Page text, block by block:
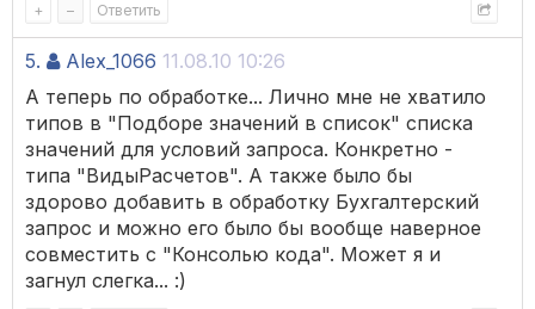
+ – Ответить
5. Alex_1066 11.08.10 10:26
А теперь по обработке... Лично мне не хватило
типов в "Подборе значений в список" списка
значений для условий запроса. Конкретно -
типа "ВидыРасчетов". А также было бы
здорово добавить в обработку Бухгалтерский
запрос и можно его было бы вообще наверное
совместить с "Консолью кода". Может я и
загнул слегка... :)